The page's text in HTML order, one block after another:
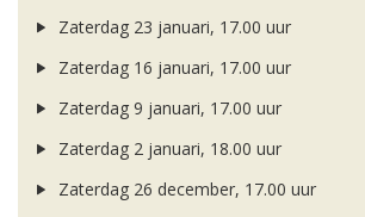
Zaterdag 23 januari, 17.00 uur
Zaterdag 16 januari, 17.00 uur
Zaterdag 9 januari, 17.00 uur
Zaterdag 2 januari, 18.00 uur
Zaterdag 26 december, 17.00 uur